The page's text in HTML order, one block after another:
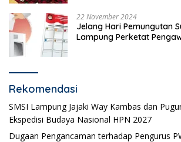
22 November 2024
Jelang Hari Pemungutan
Lampung Perketat
Rekomendasi
SMSI Lampung Jajaki Way Kambas dan
Ekspedisi Budaya Nasional HPN 2027
Dugaan Pengancaman terhadap Pengurus